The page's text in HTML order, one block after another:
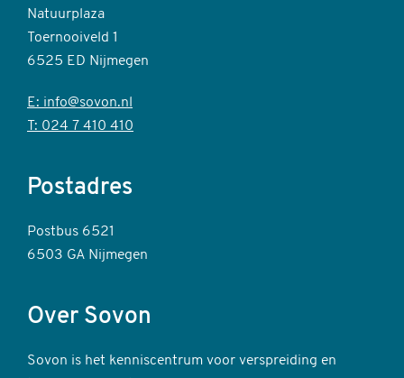
Natuurplaza
Toernooiveld 1
6525 ED Nijmegen
E: info@sovon.nl
T: 024 7 410 410
Postadres
Postbus 6521
6503 GA Nijmegen
Over Sovon
Sovon is het kenniscentrum voor verspreiding en